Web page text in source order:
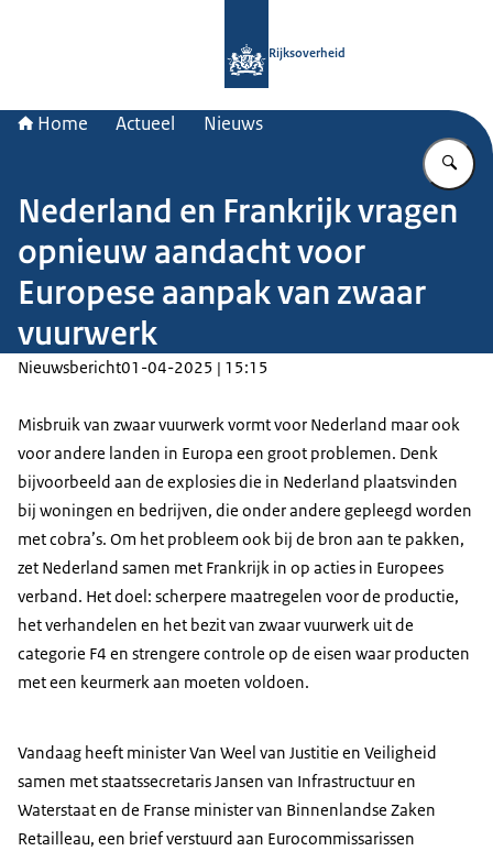
Rijksoverheid
Home Actueel Nieuws
Nederland en Frankrijk vragen
opnieuw aandacht voor
Europese aanpak van zwaar
vuurwerk
Nieuwsbericht01-04-2025 | 15:15
Misbruik van zwaar vuurwerk vormt voor Nederland maar ook
voor andere landen in Europa een groot problemen. Denk
bijvoorbeeld aan de explosies die in Nederland plaatsvinden
bij woningen en bedrijven, die onder andere gepleegd worden
met cobra’s. Om het probleem ook bij de bron aan te pakken,
zet Nederland samen met Frankrijk in op acties in Europees
verband. Het doel: scherpere maatregelen voor de productie,
het verhandelen en het bezit van zwaar vuurwerk uit de
categorie F4 en strengere controle op de eisen waar producten
met een keurmerk aan moeten voldoen.
Vandaag heeft minister Van Weel van Justitie en Veiligheid
samen met staatssecretaris Jansen van Infrastructuur en
Waterstaat en de Franse minister van Binnenlandse Zaken
Retailleau, een brief verstuurd aan Eurocommissarissen